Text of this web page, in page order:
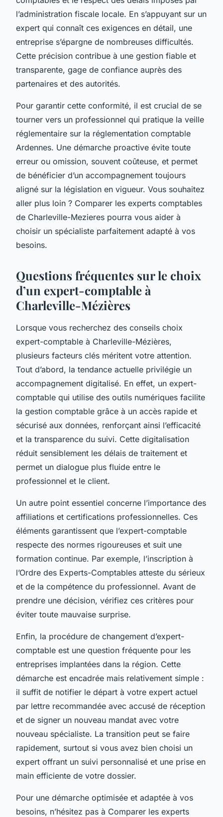
l’administration fiscale locale. En s’appuyant sur un
expert qui connaît ces exigences en détail, une
entreprise s’épargne de nombreuses difficultés.
Cette précision contribue à une gestion fiable et
transparente, gage de confiance auprès des
partenaires et des autorités.
Pour garantir cette conformité, il est crucial de se
tourner vers un professionnel qui pratique la veille
réglementaire sur la réglementation comptable
Ardennes. Une démarche proactive évite toute
erreur ou omission, souvent coûteuse, et permet
de bénéficier d’un accompagnement toujours
aligné sur la législation en vigueur. Vous souhaitez
aller plus loin ? Comparer les experts comptables
de Charleville-Mezieres pourra vous aider à
choisir un spécialiste parfaitement adapté à vos
besoins.
Questions fréquentes sur le choix
d’un expert-comptable à
Charleville-Mézières
Lorsque vous recherchez des conseils choix
expert-comptable à Charleville-Mézières,
plusieurs facteurs clés méritent votre attention.
Tout d’abord, la tendance actuelle privilégie un
accompagnement digitalisé. En effet, un expert-
comptable qui utilise des outils numériques facilite
la gestion comptable grâce à un accès rapide et
sécurisé aux données, renforçant ainsi l’efficacité
et la transparence du suivi. Cette digitalisation
réduit sensiblement les délais de traitement et
permet un dialogue plus fluide entre le
professionnel et le client.
Un autre point essentiel concerne l’importance des
affiliations et certifications professionnelles. Ces
éléments garantissent que l’expert-comptable
respecte des normes rigoureuses et suit une
formation continue. Par exemple, l’inscription à
l’Ordre des Experts-Comptables atteste du sérieux
et de la compétence du professionnel. Avant de
prendre une décision, vérifiez ces critères pour
éviter toute mauvaise surprise.
Enfin, la procédure de changement d’expert-
comptable est une question fréquente pour les
entreprises implantées dans la région. Cette
démarche est encadrée mais relativement simple :
il suffit de notifier le départ à votre expert actuel
par lettre recommandée avec accusé de réception
et de signer un nouveau mandat avec votre
nouveau spécialiste. La transition peut se faire
rapidement, surtout si vous avez bien choisi un
expert offrant un suivi personnalisé et une prise en
main efficiente de votre dossier.
Pour une démarche optimisée et adaptée à vos
besoins, n’hésitez pas à Comparer les experts